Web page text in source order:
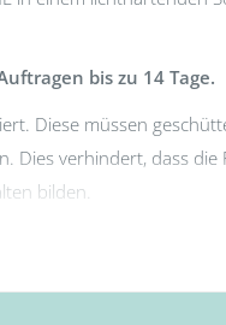
bis zu 14 Tage.
Diese müssen
Dies verhindert, dass die
bilden.